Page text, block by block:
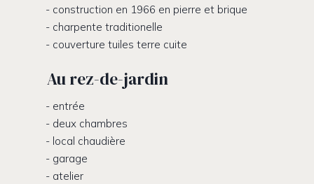
construction en 1966 en pierre et brique
charpente traditionelle
couverture tuiles terre cuite
Au rez-de-jardin
entrée
deux chambres
local chaudière
garage
atelier